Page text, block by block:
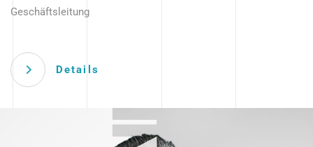
Geschäftsleitung
Details